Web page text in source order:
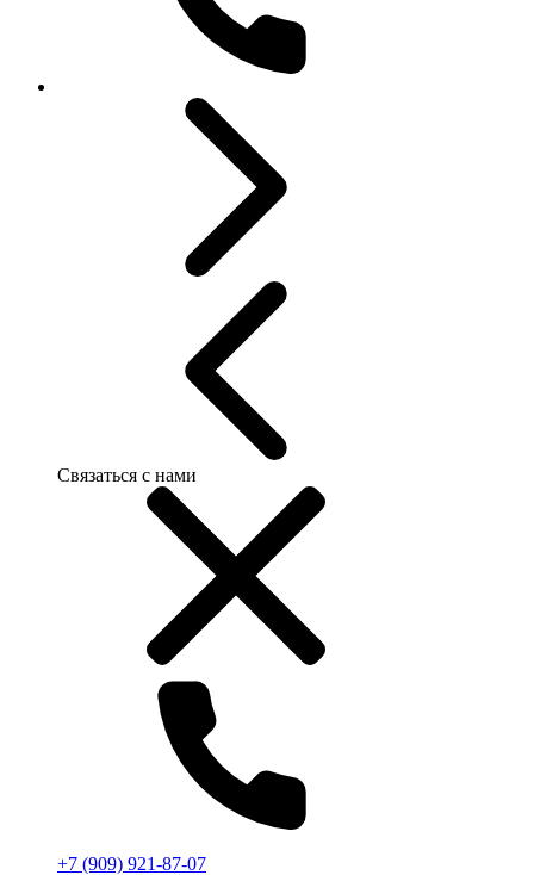
Связаться с нами
+7 (909) 921-87-07